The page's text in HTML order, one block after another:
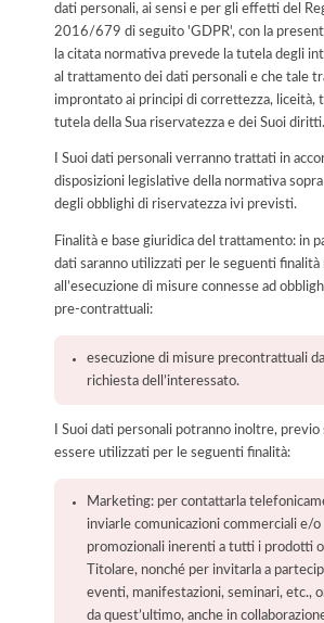
dati personali, ai sensi e per gli effetti del
2016/679 di seguito 'GDPR', con la
la citata normativa prevede la tutela degli
al trattamento dei dati personali e che tale
improntato ai principi di correttezza, liceità,
tutela della Sua riservatezza e dei Suoi diritti.
I Suoi dati personali verranno trattati in
disposizioni legislative della normativa
degli obblighi di riservatezza ivi previsti.
Finalità e base giuridica del trattamento: in
dati saranno utilizzati per le seguenti finalità
all’esecuzione di misure connesse ad
pre-contrattuali:
esecuzione di misure precontrattuali
richiesta dell’interessato.
I Suoi dati personali potranno inoltre, previo
essere utilizzati per le seguenti finalità:
Marketing: per contattarla
inviarle comunicazioni commerciali e/o
promozionali inerenti a tutti i prodotti o
Titolare, nonché per invitarla a
eventi, manifestazioni, seminari, etc.,
da quest’ultimo, anche in